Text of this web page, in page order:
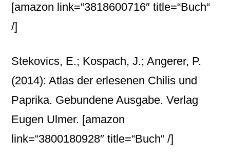
[amazon link=“3818600716″ title=“Buch“
/]
Stekovics, E.; Kospach, J.; Angerer, P.
(2014): Atlas der erlesenen Chilis und
Paprika. Gebundene Ausgabe. Verlag
Eugen Ulmer. [amazon
link=“3800180928″ title=“Buch“ /]